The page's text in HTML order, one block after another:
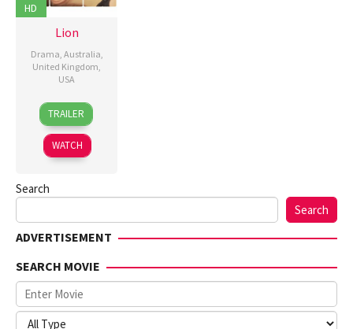
HD
Lion
Drama, Australia,
United Kingdom,
USA
24
Nov
2016
Garth
Davis
Guy
Strachan
TRAILER
WATCH
Search
Search
ADVERTISEMENT
SEARCH MOVIE